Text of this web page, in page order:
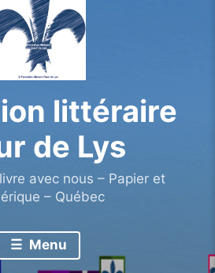
littéraire
de Lys
avec nous – Papier et
– Québec
Menu